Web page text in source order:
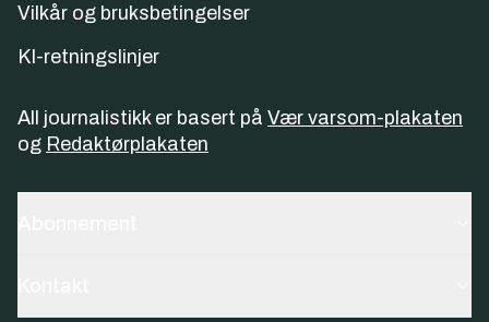
Vilkår og bruksbetingelser
KI-retningslinjer
All journalistikk er basert på Vær varsom-plakaten
og Redaktørplakaten